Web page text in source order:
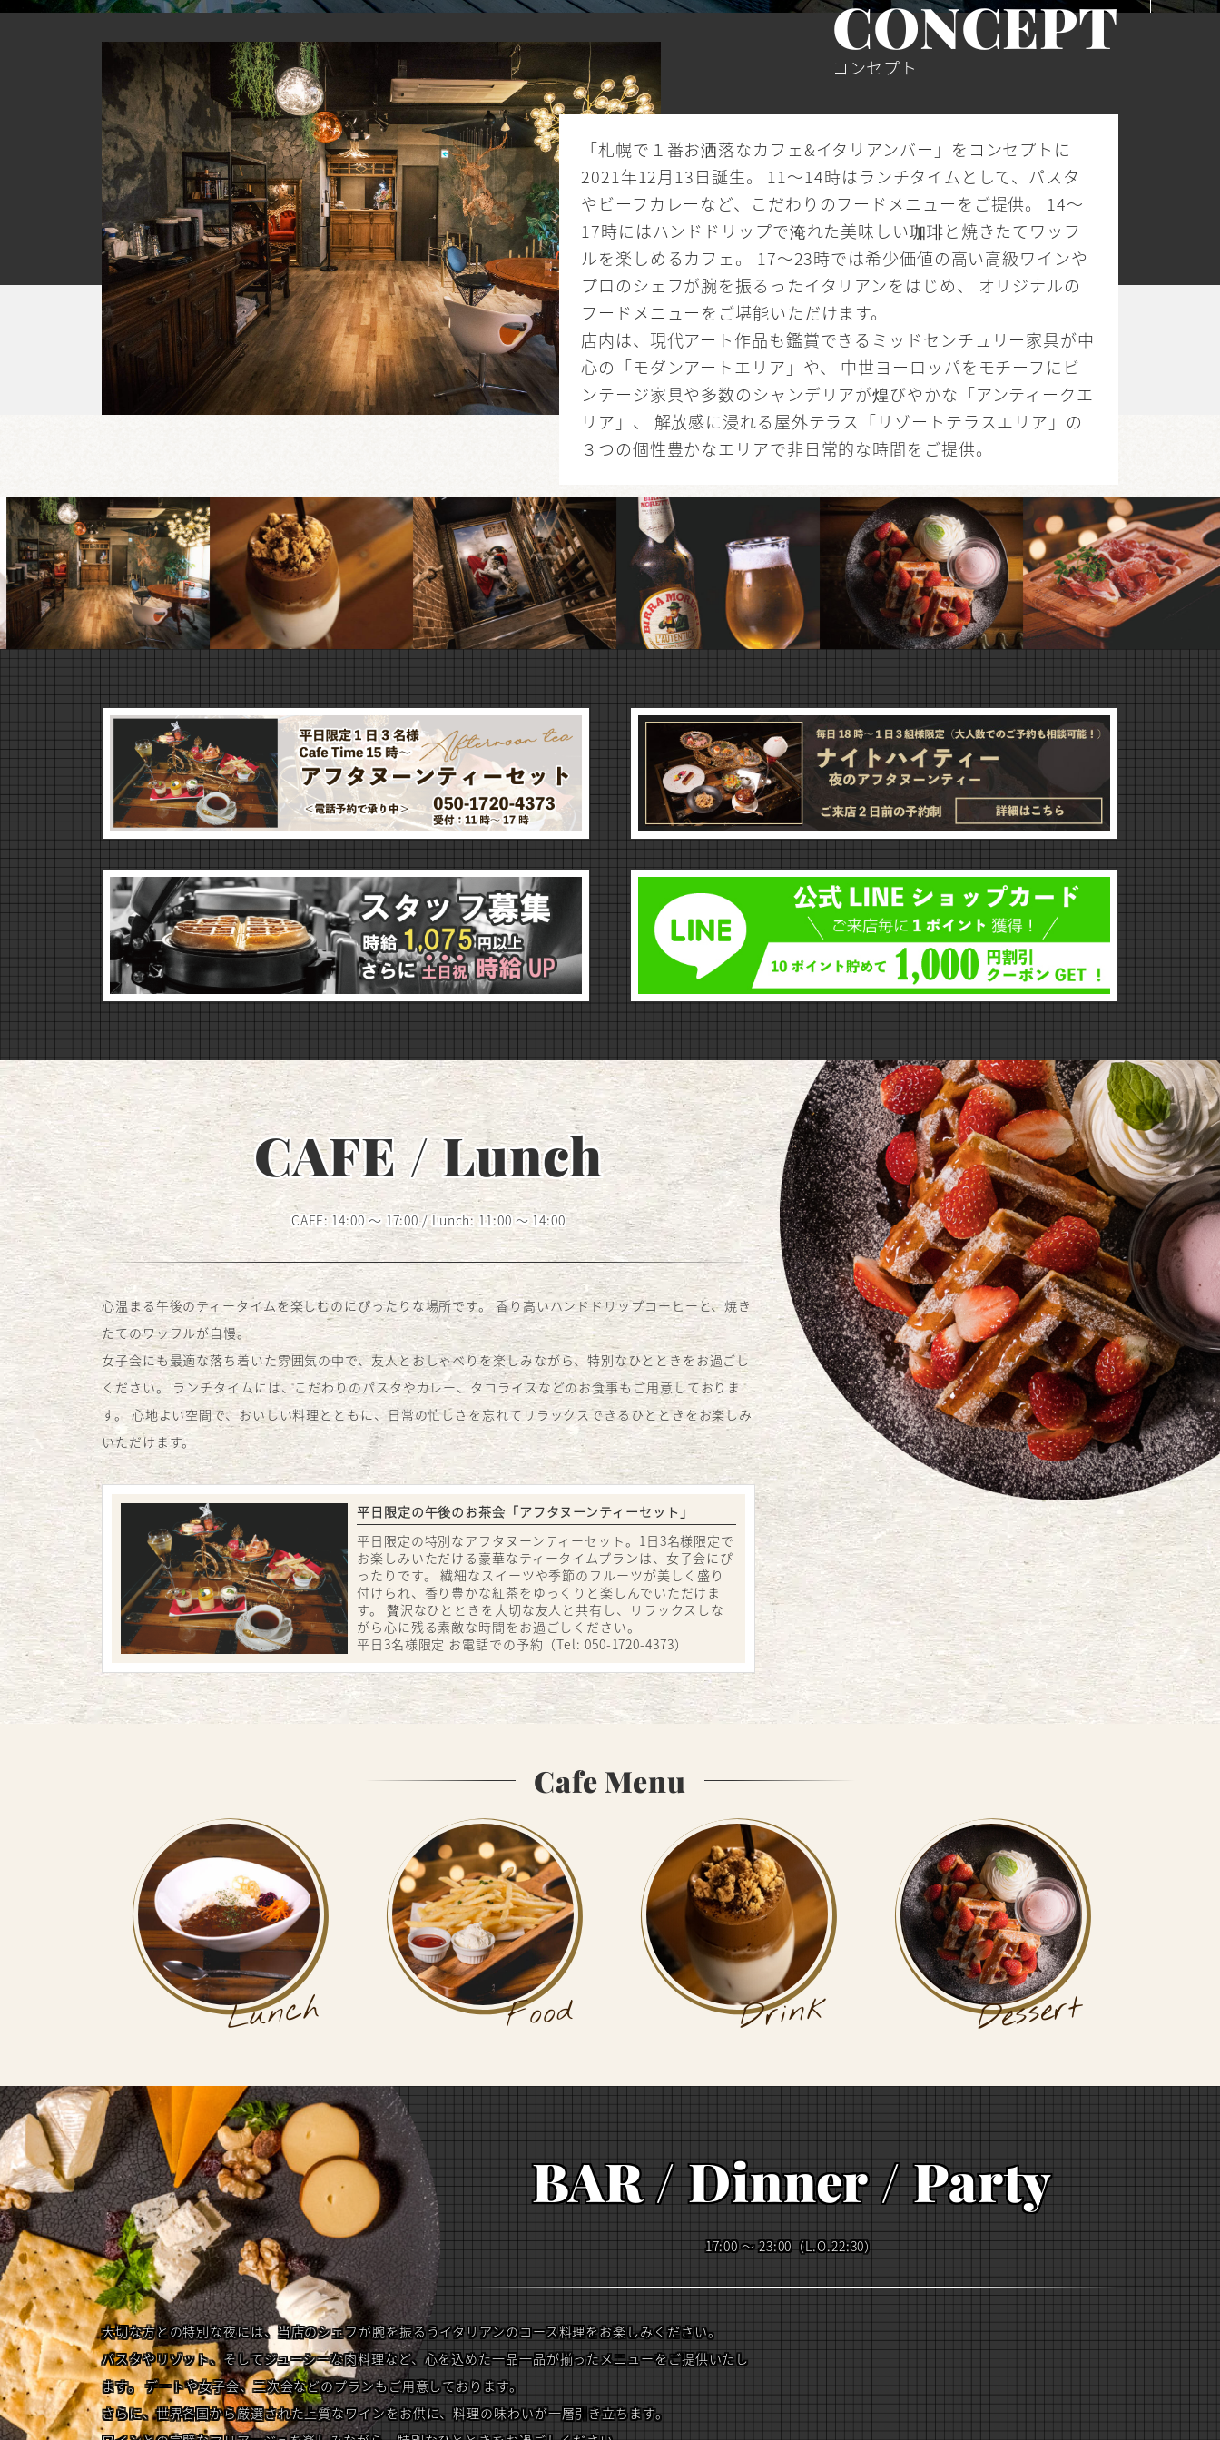
CONCEPT
コンセプト
「札幌で１番お洒落なカフェ&イタリアンバー」をコンセプトに
2021年12月13日誕生。 11～14時はランチタイムとして、パスタ
やビーフカレーなど、こだわりのフードメニューをご提供。 14～
17時にはハンドドリップで淹れた美味しい珈琲と焼きたてワッフ
ルを楽しめるカフェ。 17～23時では希少価値の高い高級ワインや
プロのシェフが腕を振るったイタリアンをはじめ、 オリジナルの
フードメニューをご堪能いただけます。
店内は、現代アート作品も鑑賞できるミッドセンチュリー家具が中
心の「モダンアートエリア」や、 中世ヨーロッパをモチーフにビ
ンテージ家具や多数のシャンデリアが煌びやかな「アンティークエ
リア」、 解放感に浸れる屋外テラス「リゾートテラスエリア」の
３つの個性豊かなエリアで非日常的な時間をご提供。
CAFE / Lunch
CAFE: 14:00 ～ 17:00 / Lunch: 11:00 ～ 14:00
心温まる午後のティータイムを楽しむのにぴったりな場所です。 香り高いハンドドリップコーヒーと、焼き
たてのワッフルが自慢。
女子会にも最適な落ち着いた雰囲気の中で、友人とおしゃべりを楽しみながら、特別なひとときをお過ごし
ください。 ランチタイムには、こだわりのパスタやカレー、タコライスなどのお食事もご用意しておりま
す。 心地よい空間で、おいしい料理とともに、日常の忙しさを忘れてリラックスできるひとときをお楽しみ
いただけます。
平日限定の午後のお茶会「アフタヌーンティーセット」
平日限定の特別なアフタヌーンティーセット。1日3名様限定で
お楽しみいただける豪華なティータイムプランは、女子会にぴ
ったりです。 繊細なスイーツや季節のフルーツが美しく盛り
付けられ、香り豊かな紅茶をゆっくりと楽しんでいただけま
す。 贅沢なひとときを大切な友人と共有し、リラックスしな
がら心に残る素敵な時間をお過ごしください。
平日3名様限定 お電話での予約（Tel: 050-1720-4373）
Cafe Menu
Lunch Food Drink Dessert
BAR / Dinner / Party
17:00 ～ 23:00（L.O.22:30）
大切な方との特別な夜には、当店のシェフが腕を振るうイタリアンのコース料理をお楽しみください。
パスタやリゾット、そしてジューシーな肉料理など、心を込めた一品一品が揃ったメニューをご提供いたし
ます。 デートや女子会、二次会などのプランもご用意しております。
さらに、世界各国から厳選された上質なワインをお供に、料理の味わいが一層引き立ちます。